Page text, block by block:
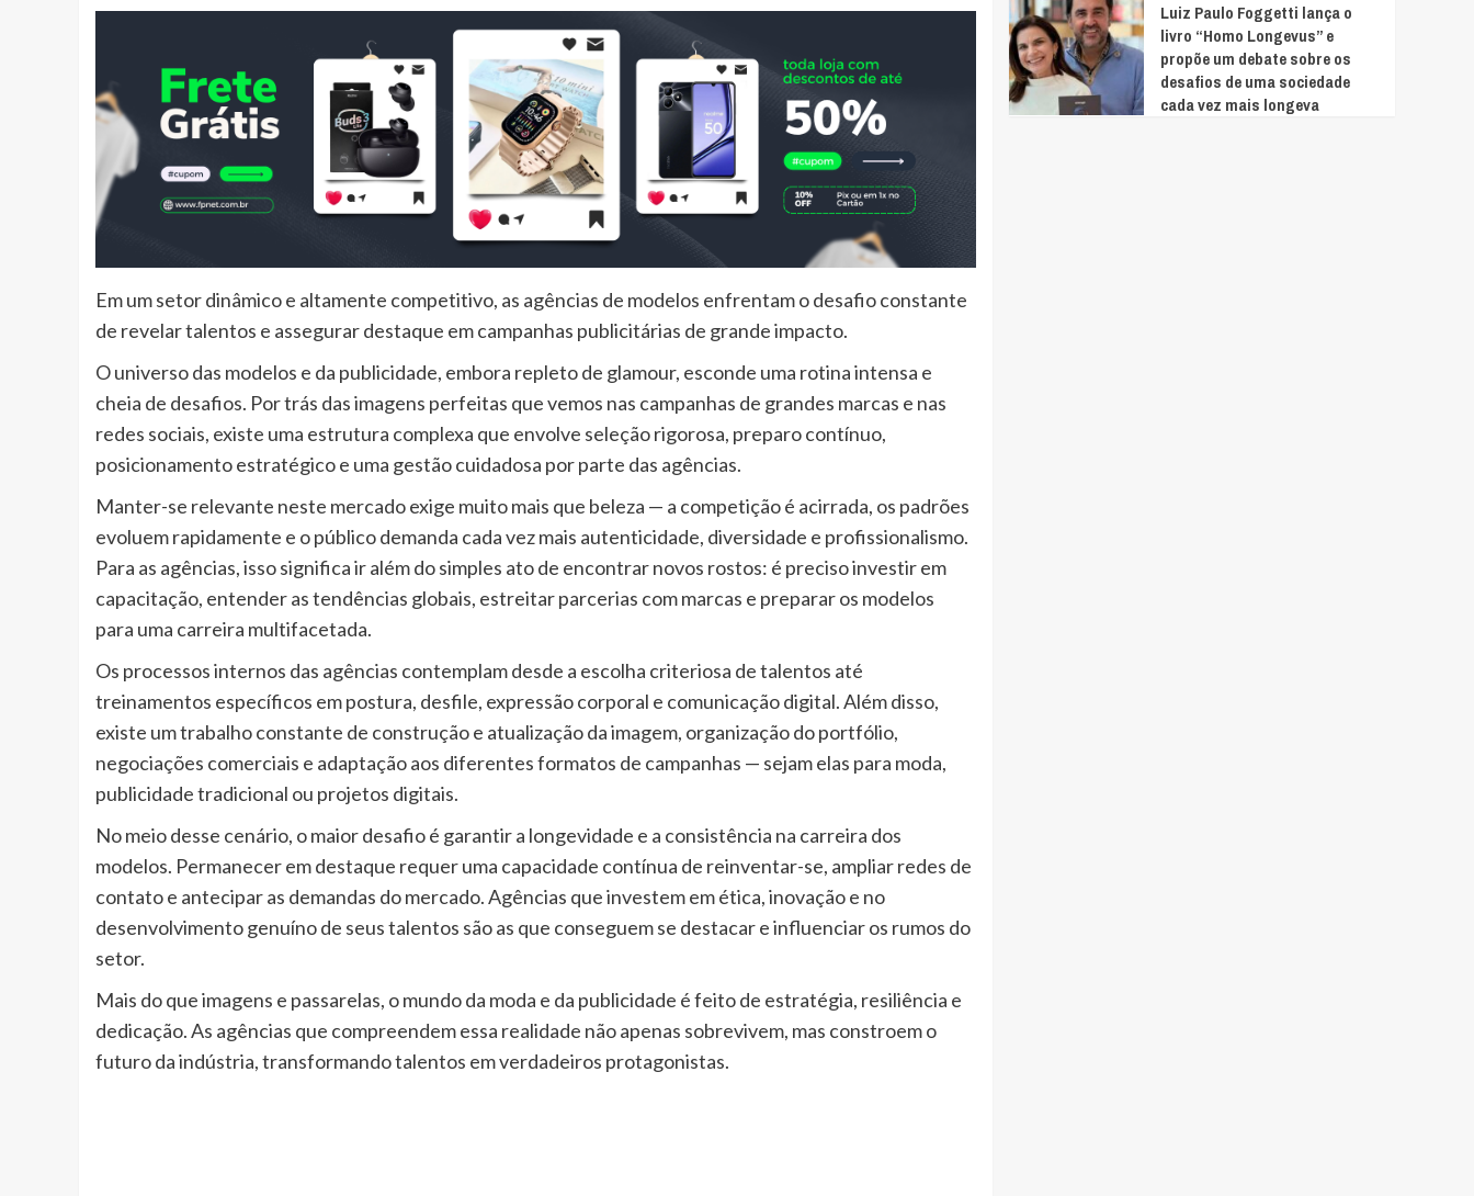
Em um setor dinâmico e altamente competitivo, as agências de modelos enfrentam o desafio constante
de revelar talentos e assegurar destaque em campanhas publicitárias de grande impacto.
O universo das modelos e da publicidade, embora repleto de glamour, esconde uma rotina intensa e
cheia de desafios. Por trás das imagens perfeitas que vemos nas campanhas de grandes marcas e nas
redes sociais, existe uma estrutura complexa que envolve seleção rigorosa, preparo contínuo,
posicionamento estratégico e uma gestão cuidadosa por parte das agências.
Manter-se relevante neste mercado exige muito mais que beleza — a competição é acirrada, os padrões
evoluem rapidamente e o público demanda cada vez mais autenticidade, diversidade e profissionalismo.
Para as agências, isso significa ir além do simples ato de encontrar novos rostos: é preciso investir em
capacitação, entender as tendências globais, estreitar parcerias com marcas e preparar os modelos
para uma carreira multifacetada.
Os processos internos das agências contemplam desde a escolha criteriosa de talentos até
treinamentos específicos em postura, desfile, expressão corporal e comunicação digital. Além disso,
existe um trabalho constante de construção e atualização da imagem, organização do portfólio,
negociações comerciais e adaptação aos diferentes formatos de campanhas — sejam elas para moda,
publicidade tradicional ou projetos digitais.
No meio desse cenário, o maior desafio é garantir a longevidade e a consistência na carreira dos
modelos. Permanecer em destaque requer uma capacidade contínua de reinventar-se, ampliar redes de
contato e antecipar as demandas do mercado. Agências que investem em ética, inovação e no
desenvolvimento genuíno de seus talentos são as que conseguem se destacar e influenciar os rumos do
setor.
Mais do que imagens e passarelas, o mundo da moda e da publicidade é feito de estratégia, resiliência e
dedicação. As agências que compreendem essa realidade não apenas sobrevivem, mas constroem o
futuro da indústria, transformando talentos em verdadeiros protagonistas.
Luiz Paulo Foggetti lança o
livro “Homo Longevus” e
propõe um debate sobre os
desafios de uma sociedade
cada vez mais longeva